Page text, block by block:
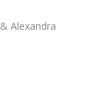
& Alexandra